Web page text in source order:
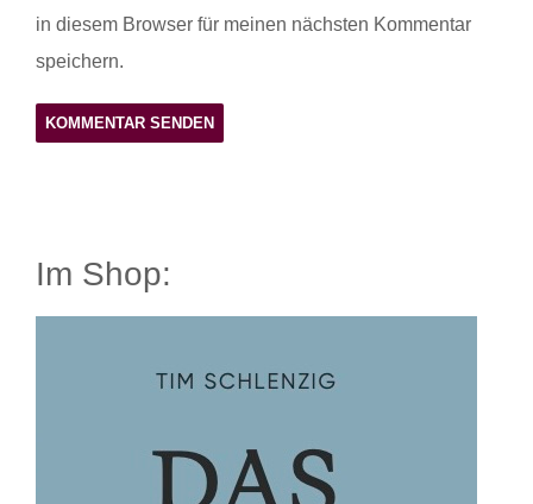
in diesem Browser für meinen nächsten Kommentar
speichern.
Im Shop: